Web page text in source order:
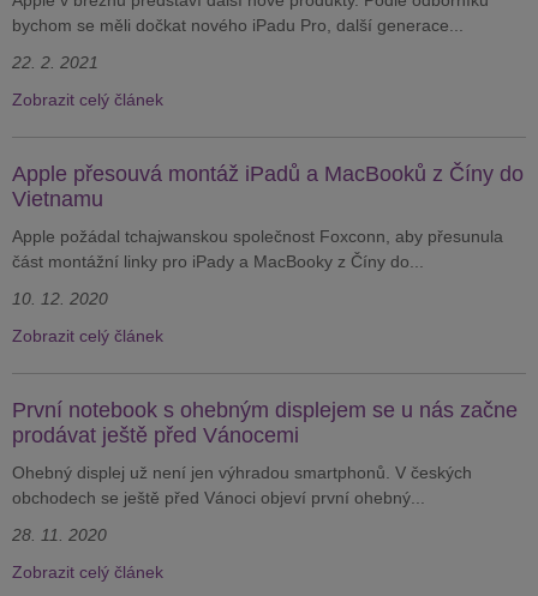
bychom se měli dočkat nového iPadu Pro, další generace...
22. 2. 2021
Zobrazit celý článek
Apple přesouvá montáž iPadů a MacBooků z Číny do
Vietnamu
Apple požádal tchajwanskou společnost Foxconn, aby přesunula
část montážní linky pro iPady a MacBooky z Číny do...
10. 12. 2020
Zobrazit celý článek
První notebook s ohebným displejem se u nás začne
prodávat ještě před Vánocemi
Ohebný displej už není jen výhradou smartphonů. V českých
obchodech se ještě před Vánoci objeví první ohebný...
28. 11. 2020
Zobrazit celý článek